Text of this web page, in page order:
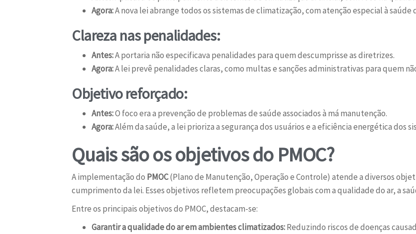
Agora:A nova lei abrange todos os sistemas de climatização, com atenção especial à
Clareza nas penalidades:
Antes:A portaria não especificava penalidades para quem descumprisse as diretrizes.
Agora:A lei prevê penalidades claras, como multas e sanções administrativas para quem
Objetivo reforçado:
Antes:O foco era a prevenção de problemas de saúde associados à má manutenção.
Agora:Além da saúde, a lei prioriza a segurança dos usuários e a eficiência energética dos
Quais são os objetivos do PMOC?
A implementação do PMOC(Plano de Manutenção, Operação e Controle) atende a diversos
cumprimento da lei. Esses objetivos refletem preocupações globais com a qualidade do ar, a
Entre os principais objetivos do PMOC, destacam-se:
Garantir a qualidade do ar em ambientes climatizados:Reduzindo riscos de doenças